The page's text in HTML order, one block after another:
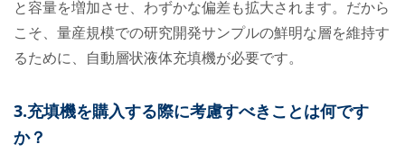
と容量を増加させ、わずかな偏差も拡大されます。だから
こそ、量産規模での研究開発サンプルの鮮明な層を維持す
るために、自動層状液体充填機が必要です。
3.充填機を購入する際に考慮すべきことは何です
か？